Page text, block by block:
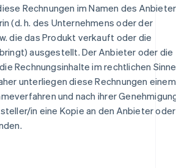
Rechnungen im Namen des
(d. h. des Unternehmens oder der
die das Produkt verkauft oder die
ausgestellt. Der Anbieter oder die
Rechnungsinhalte im rechtlichen Sinne
unterliegen diese Rechnungen einem
und nach ihrer
in eine Kopie an den Anbieter oder